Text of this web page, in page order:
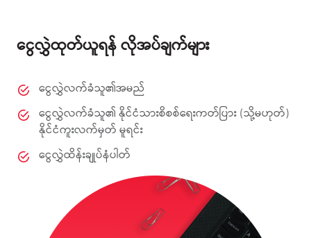
ငွေလွှဲထုတ်ယူရန် လိုအပ်ချက်များ
ငွေလွှဲလက်ခံသူ၏အမည်
ငွေလွှဲလက်ခံသူ၏ နိုင်ငံသားစိစစ်ရေးကတ်ပြား (သို့မဟုတ်)
နိုင်ငံကူးလက်မှတ် မူရင်း
ငွေလွှဲထိန်းချုပ်နံပါတ်